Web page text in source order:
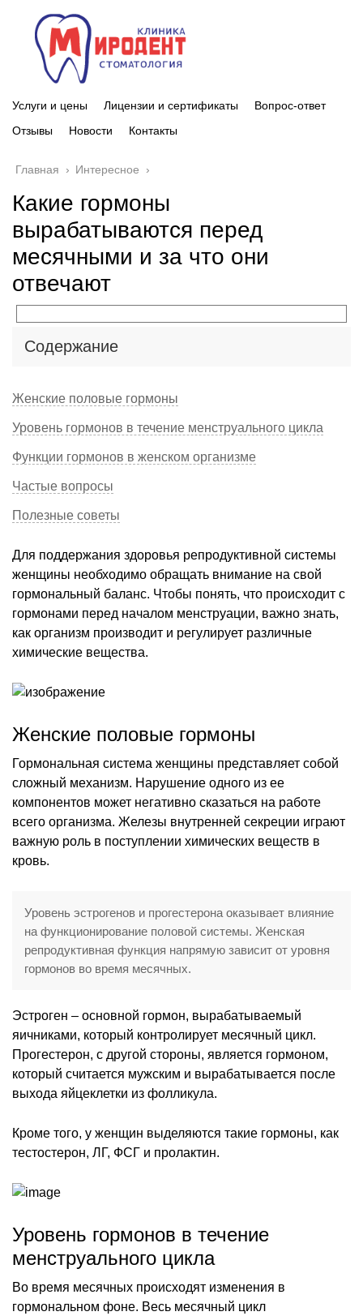
Услуги и цены Лицензии и сертификаты
Вопрос-ответ
Отзывы
Новости Контакты
Главная › Интересное ›
Какие гормоны
вырабатываются перед
месячными и за что они
отвечают
Содержание
Женские половые гормоны
Уровень гормонов в течение менструального цикла
Функции гормонов в женском организме
Частые вопросы
Полезные советы
Для поддержания здоровья репродуктивной системы
женщины необходимо обращать внимание на свой
гормональный баланс. Чтобы понять, что происходит с
гормонами перед началом менструации, важно знать,
как организм производит и регулирует различные
химические вещества.
Женские половые гормоны
Гормональная система женщины представляет собой
сложный механизм. Нарушение одного из ее
компонентов может негативно сказаться на работе
всего организма. Железы внутренней секреции играют
важную роль в поступлении химических веществ в
кровь.
Уровень эстрогенов и прогестерона оказывает влияние
на функционирование половой системы. Женская
репродуктивная функция напрямую зависит от уровня
гормонов во время месячных.
Эстроген – основной гормон, вырабатываемый
яичниками, который контролирует месячный цикл.
Прогестерон, с другой стороны, является гормоном,
который считается мужским и вырабатывается после
выхода яйцеклетки из фолликула.
Кроме того, у женщин выделяются такие гормоны, как
тестостерон, ЛГ, ФСГ и пролактин.
Уровень гормонов в течение
менструального цикла
Во время месячных происходят изменения в
гормональном фоне. Весь месячный цикл